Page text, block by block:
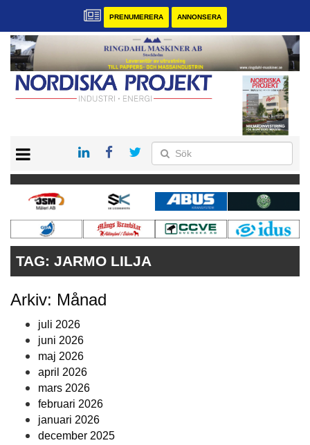
PRENUMERERA ANNONSERA
KONTAKT
VÅRA ANDRA MAGASIN
PRENUMERERA
ANNONSERA
TAG: JARMO LILJA
Arkiv: Månad
juli 2026
juni 2026
maj 2026
april 2026
mars 2026
februari 2026
januari 2026
december 2025